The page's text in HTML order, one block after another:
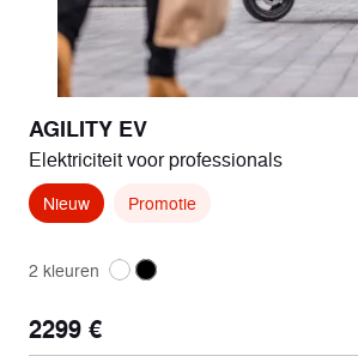
AGILITY EV
Elektriciteit voor professionals
Nieuw Promotie
2 kleuren
2299 €